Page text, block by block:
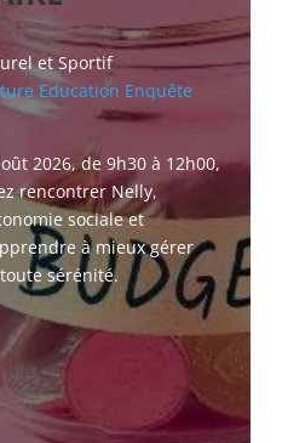
et Sportif
Education Enquête
2026, de 9h30 à 12h00,
rencontrer Nelly,
sociale et
à mieux gérer
sérénité.